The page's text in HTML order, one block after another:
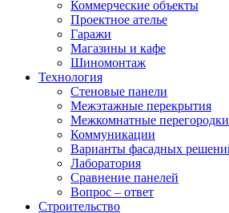
Коммерческие объекты
Проектное ателье
Гаражи
Магазины и кафе
Шиномонтаж
Технология
Стеновые панели
Межэтажные перекрытия
Межкомнатные перегородки
Коммуникации
Варианты фасадных
Лаборатория
Сравнение панелей
Вопрос – ответ
Строительство